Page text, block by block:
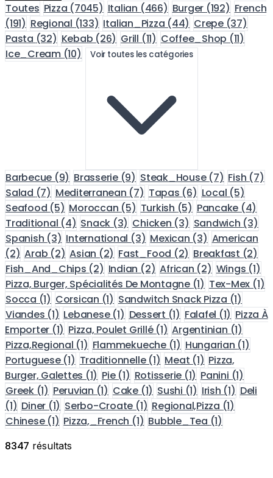
Toutes Pizza (7045) Italian (466) Burger (192) French
(191) Regional (133) Italian_Pizza (44) Crepe (37)
Pasta (32) Kebab (26) Grill (11) Coffee_Shop (11)
Ice_Cream (10) Voir toutes les catégories
Barbecue (9) Brasserie (9) Steak_House (7) Fish (7)
Salad (7) Mediterranean (7) Tapas (6) Local (5)
Seafood (5) Moroccan (5) Turkish (5) Pancake (4)
Traditional (4) Snack (3) Chicken (3) Sandwich (3)
Spanish (3) International (3) Mexican (3) American
(2) Arab (2) Asian (2) Fast_Food (2) Breakfast (2)
Fish_And_Chips (2) Indian (2) African (2) Wings (1)
Pizza, Burger, Spécialités De Montagne (1) Tex-Mex (1)
Socca (1) Corsican (1) Sandwitch Snack Pizza (1)
Viandes (1) Lebanese (1) Dessert (1) Falafel (1) Pizza À
Emporter (1) Pizza, Poulet Grillé (1) Argentinian (1)
Pizza,Regional (1) Flammekueche (1) Hungarian (1)
Portuguese (1) Traditionnelle (1) Meat (1) Pizza,
Burger, Galettes (1) Pie (1) Rotisserie (1) Panini (1)
Greek (1) Peruvian (1) Cake (1) Sushi (1) Irish (1) Deli
(1) Diner (1) Serbo-Croate (1) Regional,Pizza (1)
Chinese (1) Pizza,_French (1) Bubble_Tea (1)
8347 résultats